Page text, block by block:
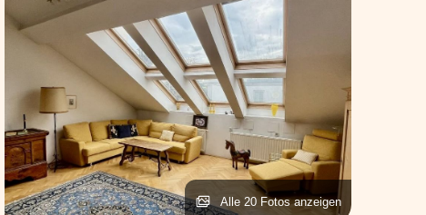
Alle 20 Fotos anzeigen